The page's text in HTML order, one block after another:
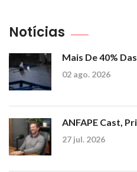
Notícias
Mais De 40%
02 ago. 2026
ANFAPE Cast,
27 jul. 2026